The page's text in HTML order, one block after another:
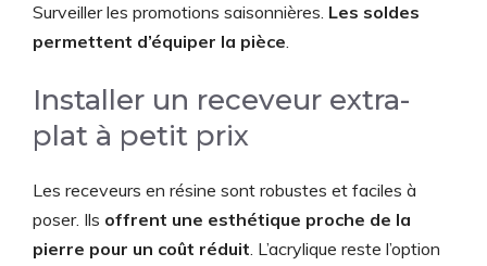
Surveiller les promotions saisonnières. Les soldes
permettent d’équiper la pièce.
Installer un receveur extra-
plat à petit prix
Les receveurs en résine sont robustes et faciles à
poser. Ils offrent une esthétique proche de la
pierre pour un coût réduit. L’acrylique reste l’option